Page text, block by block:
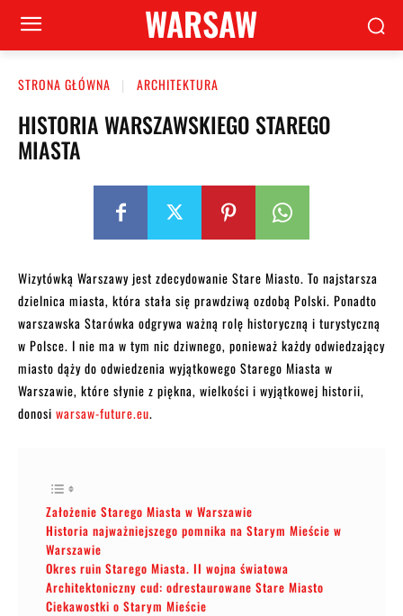
WARSAW
STRONA GŁÓWNA ARCHITEKTURA
HISTORIA WARSZAWSKIEGO STAREGO
MIASTA
Wizytówką Warszawy jest zdecydowanie Stare Miasto. To najstarsza
dzielnica miasta, która stała się prawdziwą ozdobą Polski. Ponadto
warszawska Starówka odgrywa ważną rolę historyczną i turystyczną
w Polsce. I nie ma w tym nic dziwnego, ponieważ każdy odwiedzający
miasto dąży do odwiedzenia wyjątkowego Starego Miasta w
Warszawie, które słynie z piękna, wielkości i wyjątkowej historii,
donosi warsaw-future.eu.
Założenie Starego Miasta w Warszawie
Historia najważniejszego pomnika na Starym Mieście w
Warszawie
Okres ruin Starego Miasta. II wojna światowa
Architektoniczny cud: odrestaurowane Stare Miasto
Ciekawostki o Starym Mieście